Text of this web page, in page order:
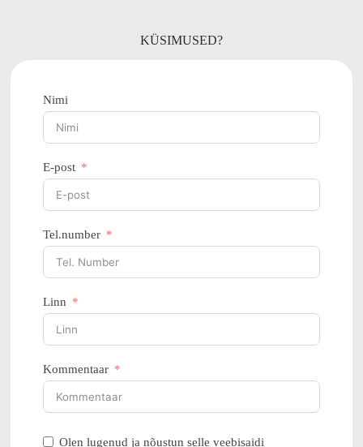
KÜSIMUSED?
Nimi
E-post
Tel.number
Linn
Kommentaar
Olen lugenud ja nõustun selle veebisaidi